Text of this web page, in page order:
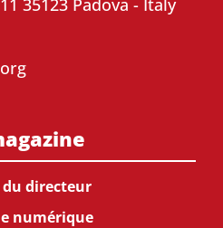
35123 Padova - Italy
du directeur
numérique